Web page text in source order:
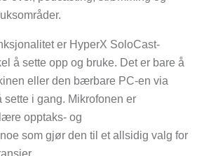
er HyperX SoloCast-
å sette opp og bruke. Det er bare å
eller den bærbare PC-en via
sette i gang. Mikrofonen er
opptaks- og
som gjør den til et allsidig valg for